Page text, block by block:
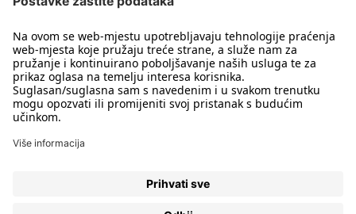
Proizvodi za obrve
Sunce i zaštita
Serumi za lice
Proizvodi za čišćenje lica
Novo
Koji mi parfem
odgovara?
Kako našminkati oči da
Kako ukloniti mitesere